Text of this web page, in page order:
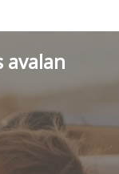
avalan